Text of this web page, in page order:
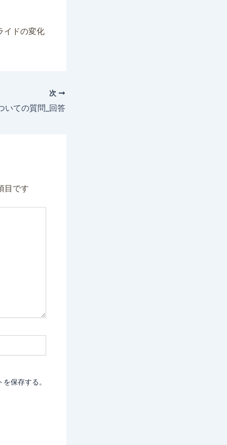
イドの変化
次
いての質問_回答
目です
保存する。